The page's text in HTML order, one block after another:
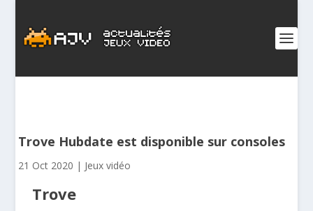
Trove Hubdate est disponible sur consoles
21 Oct 2020 | Jeux vidéo
Trove